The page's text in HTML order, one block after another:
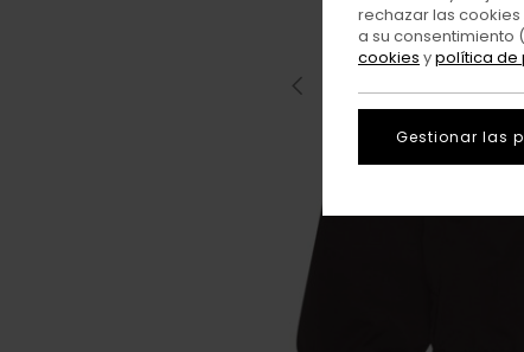
rechazar las
a su consentimiento
cookies ypolítica de
Gestionar las